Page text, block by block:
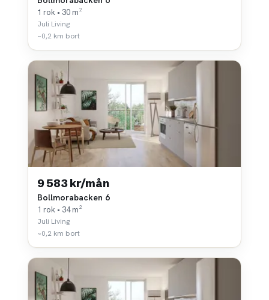
1 rok • 30 m²
Juli Living
~0,2 km bort
9 583 kr/mån
Bollmorabacken 6
1 rok • 34 m²
Juli Living
~0,2 km bort